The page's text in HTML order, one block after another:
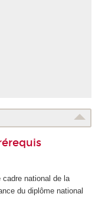
national de la
du diplôme national